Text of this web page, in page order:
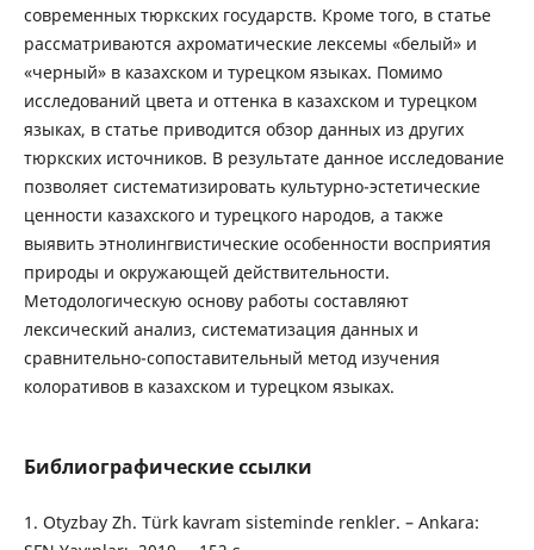
современных тюркских государств. Кроме того, в статье
рассматриваются ахроматические лексемы «белый» и
«черный» в казахском и турецком языках. Помимо
исследований цвета и оттенка в казахском и турецком
языках, в статье приводится обзор данных из других
тюркских источников. В результате данное исследование
позволяет систематизировать культурно-эстетические
ценности казахского и турецкого народов, а также
выявить этнолингвистические особенности восприятия
природы и окружающей действительности.
Методологическую основу работы составляют
лексический анализ, систематизация данных и
сравнительно-сопоставительный метод изучения
колоративов в казахском и турецком языках.
Библиографические ссылки
1. Otyzbay Zh. Türk kavram sisteminde renkler. – Ankara: